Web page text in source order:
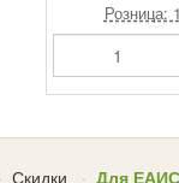
Розница:
Скидки Для